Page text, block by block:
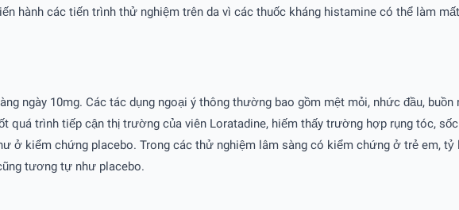
hành các tiến trình thử nghiệm trên da vì các thuốc kháng histamine có thể làm
ngày 10mg. Các tác dụng ngoại ý thông thường bao gồm mệt mỏi, nhức đầu,
quá trình tiếp cận thị trường của viên Loratadine, hiếm thấy trường hợp rụng tóc,
ở kiểm chứng placebo. Trong các thử nghiệm lâm sàng có kiểm chứng ở trẻ em,
tương tự như placebo.